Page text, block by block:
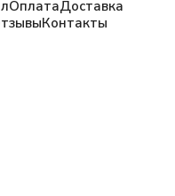
ОплатаДоставка
Контакты